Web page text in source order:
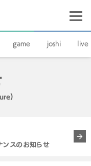
game joshi live
ンスのお知らせ